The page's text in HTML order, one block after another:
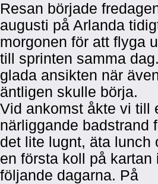
Resan började
augusti på Arlanda
morgonen för att flyga
till sprinten samma
glada ansikten när
äntligen skulle börja.
Vid ankomst åkte vi till
närliggande badstrand
det lite lugnt, äta lunch
en första koll på kartan
följande dagarna. På